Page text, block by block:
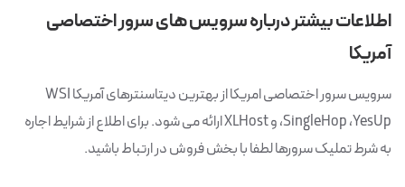
اطلاعات بیشتر درباره سرویس های سرور اختصاصی
آمریکا
سرویس سرور اختصاصی امریکا از بهترین دیتاسنترهای آمریکا WSI
،SingleHop ،YesUp و XLHost ارائه می شود. برای اطلاع از شرایط اجاره
به شرط تملیک سرورها لطفا با بخش فروش در ارتباط باشید.